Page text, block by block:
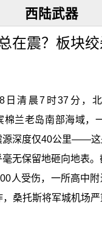
西陆武器
在震？板块
日清晨7时37分，
棉兰老岛南部海域，
源深度仅40公里——这
无保留地砸向地表
人受伤，一所高中
桑托斯将军城机场